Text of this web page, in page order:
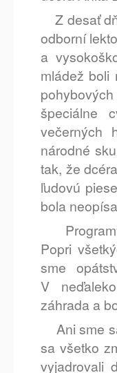
Z desať
odborní
a
mládež boli
špeciálne
večerných
národné
tak, že
ľudovú
bola
Popri
sme
V
záhrada a
Ani sme
sa všetko
vyjadrovali